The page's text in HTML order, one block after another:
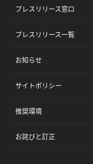
プレスリリース窓口
プレスリリース一覧
お知らせ
サイトポリシー
推奨環境
お詫びと訂正